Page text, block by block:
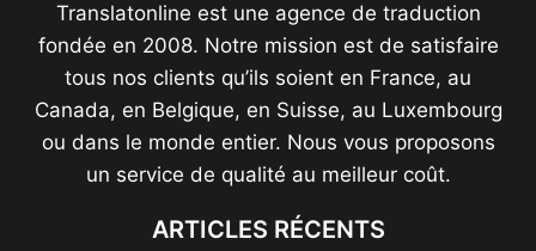
Translatonline est une agence de traduction
fondée en 2008. Notre mission est de satisfaire
tous nos clients qu’ils soient en France, au
Canada, en Belgique, en Suisse, au Luxembourg
ou dans le monde entier. Nous vous proposons
un service de qualité au meilleur coût.
ARTICLES RÉCENTS